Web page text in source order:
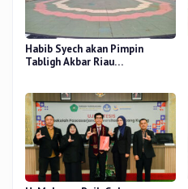
Habib Syech akan Pimpin
Tabligh Akbar Riau